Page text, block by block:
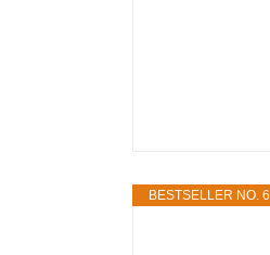
BESTSELLER NO. 6